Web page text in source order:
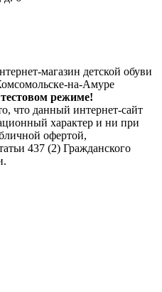
магазин детской обуви
на-Амуре
режиме!
что данный интернет-сайт
характер и ни при
офертой,
437 (2) Гражданского